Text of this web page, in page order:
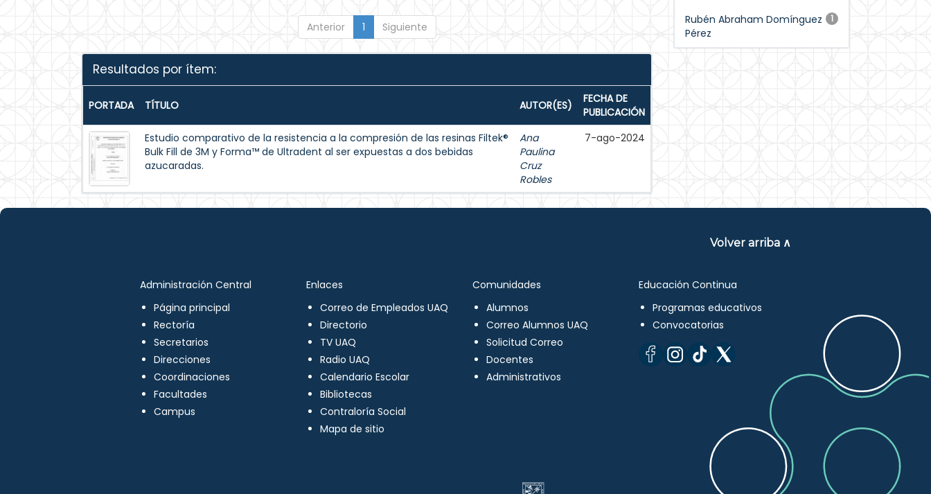
Anterior 1 Siguiente
Resultados por ítem:
PORTADA TÍTULO AUTOR(ES)
FECHA DE
PUBLICACIÓN
Estudio comparativo de la resistencia a la compresión de las resinas Filtek®
Bulk Fill de 3M y Forma™ de Ultradent al ser expuestas a dos bebidas
azucaradas.
Ana
Paulina
Cruz
Robles
7-ago-2024
1
Rubén Abraham Domínguez
Pérez
Volver arriba ∧
Administración Central
Página principal
Rectoría
Secretarios
Direcciones
Coordinaciones
Facultades
Campus
Enlaces
Correo de Empleados UAQ
Directorio
TV UAQ
Radio UAQ
Calendario Escolar
Bibliotecas
Contraloría Social
Mapa de sitio
Comunidades
Alumnos
Correo Alumnos UAQ
Solicitud Correo
Docentes
Administrativos
Educación Continua
Programas educativos
Convocatorias